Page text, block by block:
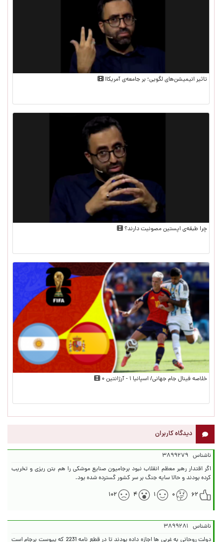
تاثیر انیمیشن‌های لگویی؛ بر جامعه‌ی آمریکا!
چرا طبقه‌ی اپستین مصونیت دارند؟
خلاصه فینال جام جهانی/ اسپانیا ۱ - آرژانتین ۰
دیدگاه کاربران
ناشناس ۳۸۹۹۲۷۹
اگر اقتدار رهبر معظم انقلاب نبود برجامیون صنایع موشکی را هم بتن ریزی و تخریب
کرده بودند و حالا سایه جنگ بر سر کشور گسترده شده بود.
۶۲
۰ ۱ ۴ ۱۰۲
ناشناس ۳۸۹۹۲۸۱
دولت روحانی به غربی ها اجازه داده بودند تا در قطع نامه 2231 که پیوست برجام است